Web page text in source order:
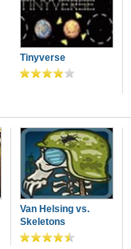
Tinyverse
Van Helsing vs.
Skeletons